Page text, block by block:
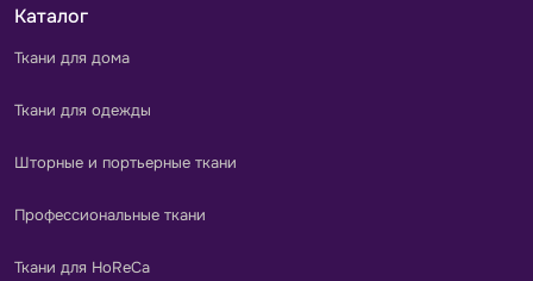
Каталог
Ткани для дома
Ткани для одежды
Шторные и портьерные ткани
Профессиональные ткани
Ткани для HoReCa